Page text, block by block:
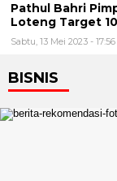
Pathul Bahri
Loteng Target
Sabtu, 13 Mei 2023 -
BISNIS